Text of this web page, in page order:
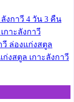
งกาวี 4 วัน 3 คืน
กาะลังกาวี
วี ล่องแก่งสตูล
งสตูล เกาะลังกาวี